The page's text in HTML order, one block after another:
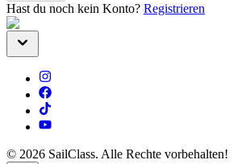
Hast du noch kein Konto? Registrieren
© 2026 SailClass. Alle Rechte vorbehalten!